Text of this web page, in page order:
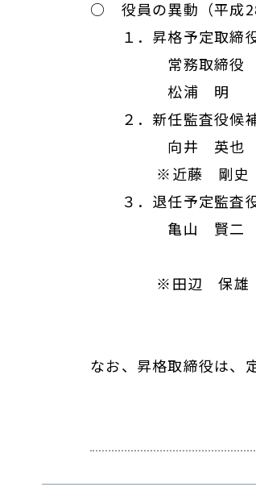
○ 役員の異動（平成
１．昇格予定取締
常務取締役
松浦 明 （現
２．新任監査役候
向井 英也 （現
※近藤 剛史 （
３．退任予定監査
亀山 賢二
※田辺 保雄
※社
なお、昇格取締役は、